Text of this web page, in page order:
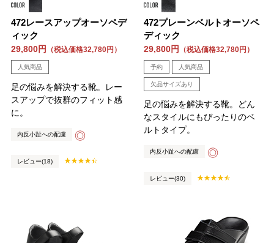
472レースアップオーソペデ
ィック
29,800円 （税込価格32,780円）
人気商品
足の悩みを解決する靴。レー
スアップで抜群のフィット感
に。
内反小趾への配慮 ◎
レビュー(18)
472プレーンベルトオーソペ
ディック
29,800円 （税込価格32,780円）
予約 人気商品
欠品サイズあり
足の悩みを解決する靴。どん
なスタイルにもぴったりのベ
ルトタイプ。
内反小趾への配慮 ◎
レビュー(30)